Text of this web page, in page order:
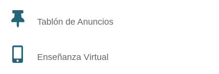
Tablón de Anuncios
Enseñanza Virtual